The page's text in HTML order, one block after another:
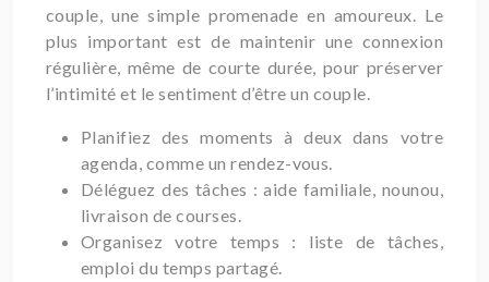
couple, une simple promenade en amoureux. Le
plus important est de maintenir une connexion
régulière, même de courte durée, pour préserver
l’intimité et le sentiment d’être un couple.
Planifiez des moments à deux dans votre
agenda, comme un rendez-vous.
Déléguez des tâches : aide familiale, nounou,
livraison de courses.
Organisez votre temps : liste de tâches,
emploi du temps partagé.